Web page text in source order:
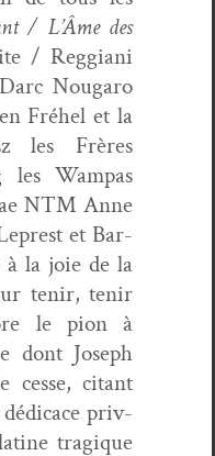
/ L’Âme des
/ Reg­giani
Nougaro
Fréhel et la
les Frères
les Wampas
NTM Anne
et Bar­
à la joie de la
tenir, tenir
le pion à
dont Joseph
cesse, citant
dédi­cace priv­
trag­ique